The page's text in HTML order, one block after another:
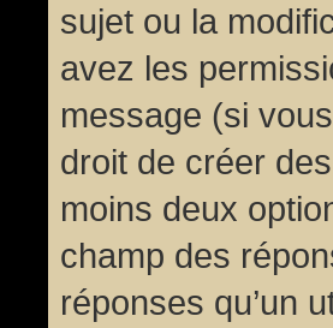
sujet ou la
avez les
message (si
droit de créer
moins deux
champ des
réponses qu’un